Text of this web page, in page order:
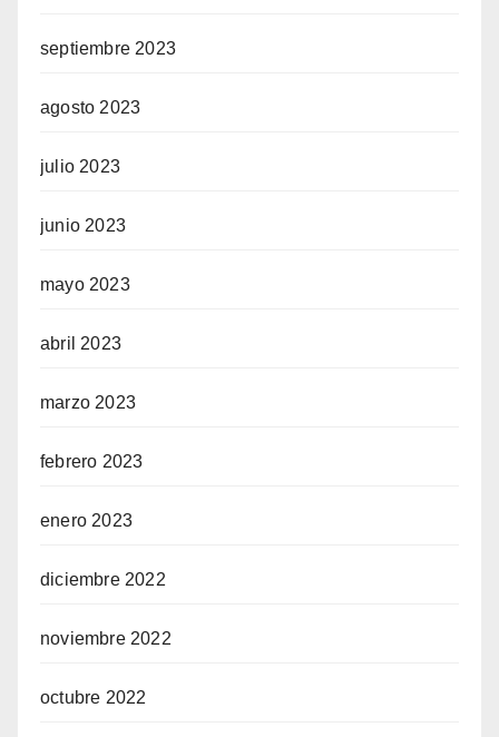
septiembre 2023
agosto 2023
julio 2023
junio 2023
mayo 2023
abril 2023
marzo 2023
febrero 2023
enero 2023
diciembre 2022
noviembre 2022
octubre 2022